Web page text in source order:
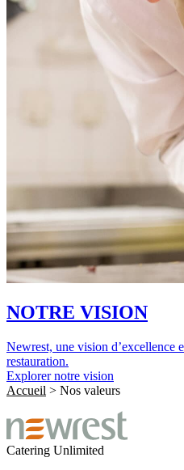
NOTRE VISION
Newrest, une vision d’excellence
restauration.
Explorer notre vision
Accueil > Nos valeurs
Catering Unlimited